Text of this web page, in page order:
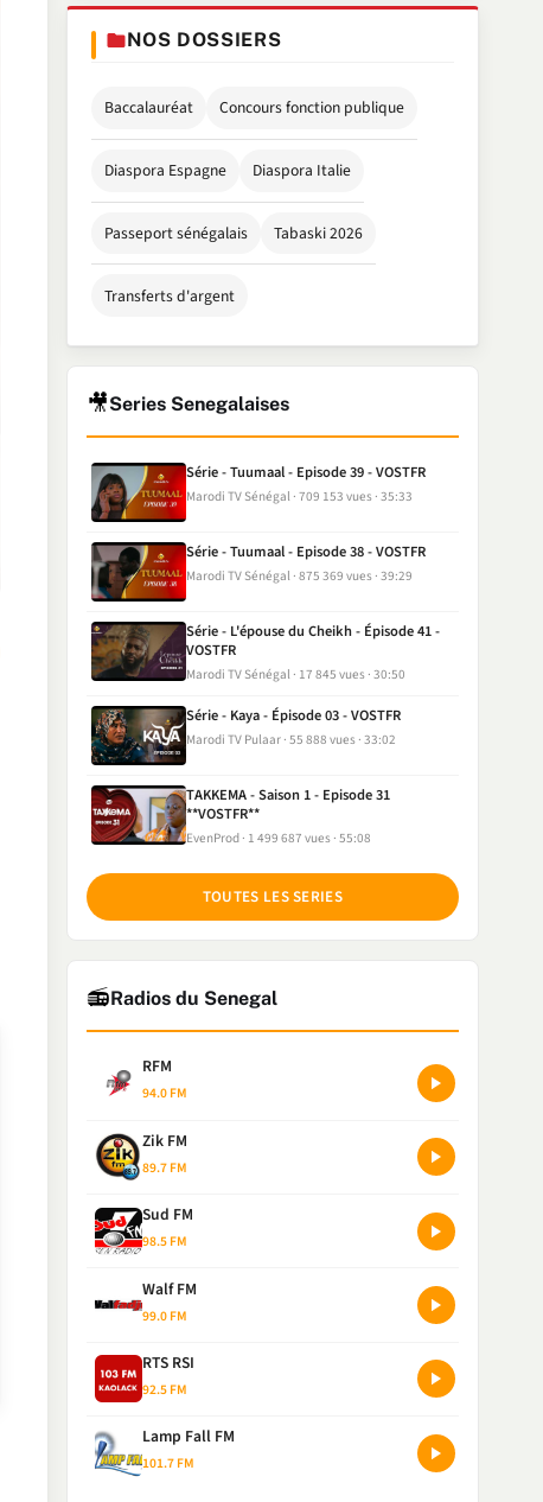
NOS DOSSIERS
Baccalauréat Concours fonction publique
Diaspora Espagne Diaspora Italie
Passeport sénégalais Tabaski 2026
Transferts d'argent
🎥Series Senegalaises
Série - Tuumaal - Episode 39 - VOSTFR
Marodi TV Sénégal 709 153 vues 35:33
Série - Tuumaal - Episode 38 - VOSTFR
Marodi TV Sénégal 875 369 vues 39:29
Série - L'épouse du Cheikh - Épisode 41 -
VOSTFR
Marodi TV Sénégal 17 845 vues 30:50
Série - Kaya - Épisode 03 - VOSTFR
Marodi TV Pulaar 55 888 vues 33:02
TAKKEMA - Saison 1 - Episode 31
**VOSTFR**
EvenProd 1 499 687 vues 55:08
TOUTES LES SERIES
📻Radios du Senegal
RFM
94.0 FM
Zik FM
89.7 FM
Sud FM
98.5 FM
Walf FM
99.0 FM
RTS RSI
92.5 FM
Lamp Fall FM
101.7 FM